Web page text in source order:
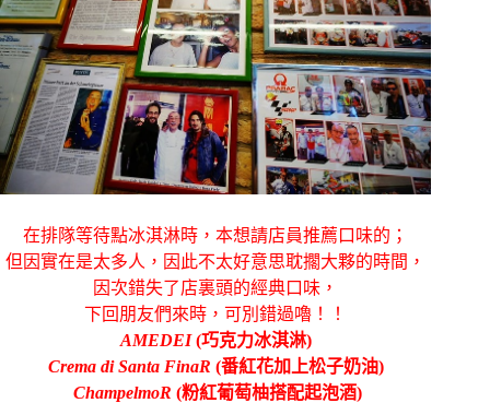
在排隊等待點冰淇淋時，本想請店員推薦口味的；
但因實在是太多人，因此不太好意思耽擱大夥的時間，
因次錯失了店裏頭的經典口味，
下回朋友們來時，可別錯過嚕！！
AMEDEI(巧克力冰淇淋)
Crema di Santa FinaR (番紅花加上松子奶油)
ChampelmoR(粉紅葡萄柚搭配起泡酒)